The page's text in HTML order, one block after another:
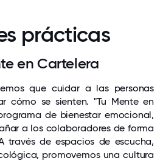
prácticas
en Cartelera
que cuidar a las personas
cómo se sienten. "Tu Mente en
de bienestar emocional,
a los colaboradores de forma
través de espacios de escucha,
promovemos una cultura